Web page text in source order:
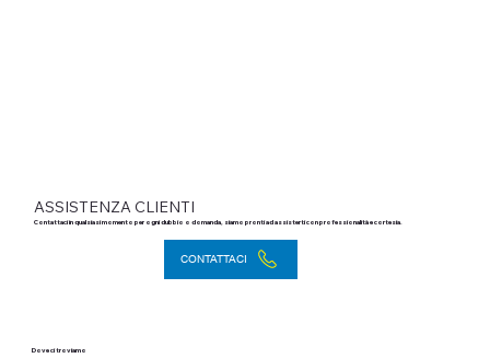
Contattaci in qualsiasi momento per ogni dubbio o domanda, siamo pronti ad assisterti con professionalità e cortesia.
CONTATTACI
ASSISTENZA CLIENTI
Dove ci troviamo